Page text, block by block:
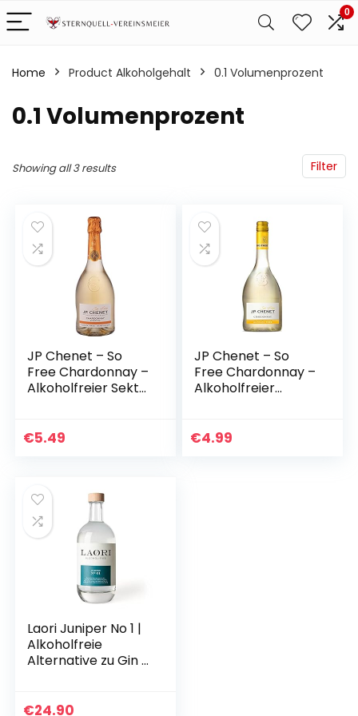
0
Home Product Alkoholgehalt ‎0.1 Volumenprozent
‎0.1 Volumenprozent
Filter
Showing all 3 results
JP Chenet – So
Free Chardonnay –
Alkoholfreier Sekt
€5.49
JP Chenet – So
Free Chardonnay –
Alkoholfreier
L)
€4.99
Laori Juniper No 1 |
Alkoholfreie
Alternative zu Gin |
von künstlichen
€24.90